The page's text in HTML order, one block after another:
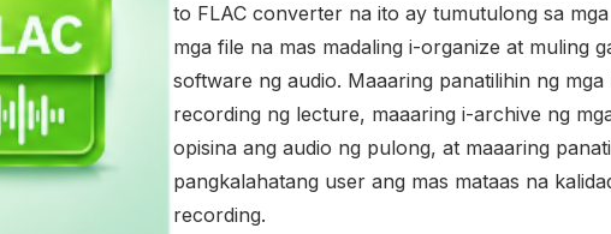
to FLAC converter na ito ay tumutulong sa
mga file na mas madaling i-organize at muling
software ng audio. Maaaring panatilihin ng
recording ng lecture, maaaring i-archive ng
opisina ang audio ng pulong, at maaaring
pangkalahatang user ang mas mataas na
recording.